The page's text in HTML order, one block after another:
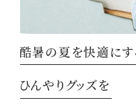
酷暑の夏を快適にす
ひんやりグッズを